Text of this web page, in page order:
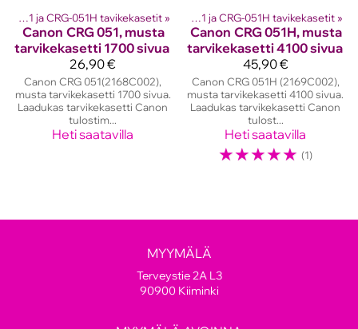
CRG-051 ja CRG-051H tavikekasetit ‪»
Canon CRG 051, musta
tarvikekasetti 1700 sivua
26,90 €
Canon CRG 051(2168C002),
musta tarvikekasetti 1700 sivua.
Laadukas tarvikekasetti Canon
tulostim...
Heti saatavilla
‪»Canon laserkasetit‪» CRG-051 ja CRG-051H tavikekasetit ‪»
Canon CRG 051H, musta
tarvikekasetti 4100 sivua
45,90 €
Canon CRG 051H (2169C002),
musta tarvikekasetti 4100 sivua.
Laadukas tarvikekasetti Canon
tulost...
Heti saatavilla
☆☆☆☆☆ (1)
MYYMÄLÄ
Terveystie 2A L3
90900 Kiiminki